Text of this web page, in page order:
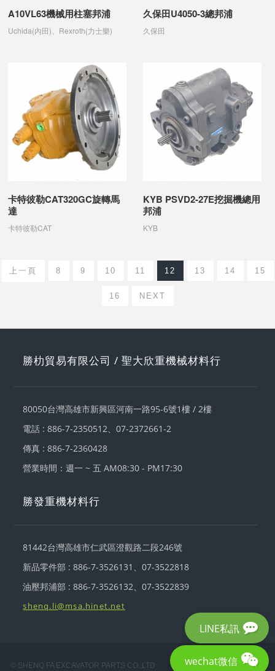
A10VL63機械用柱塞邦浦
Uchida(內田)、Rexroth(力士樂)
久保田U4050-3總邦浦
久保田
卡特彼勒CAT320GC旋轉馬
達
卡特彼勒CAT
KYB PSVD2-27E挖掘機總用
邦浦
KYB
上一頁 8 9 10 11 12 13 14 15
16 NEXT
勝朸貿易有限公司 / 聖大欣重機械材料行
80050台灣高雄市新興區河南一路95-6號1樓 / 2樓
電話 :886-7-2350512、07-2372661-2
傳真 : 886-7-2360428
營業時間：週一 ~ 五 AM08:30 - PM17:30
勝發重機材料行
81442台灣高雄市仁武區澄觀路二段246號
新品零件部 :886-7-3526131 、07-3522818
油壓邦浦部 :886-7-3526132、07-3522839
shenq.li@msa.hinet.net
© SHENQ FA EXCAVATOR PARTS CO.,LTD
LINE私訊
wechat微信